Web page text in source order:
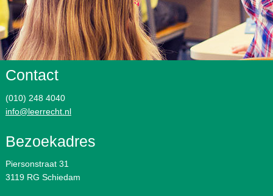
Contact
(010) 248 4040
info@leerrecht.nl
Bezoekadres
Piersonstraat 31
3119 RG Schiedam